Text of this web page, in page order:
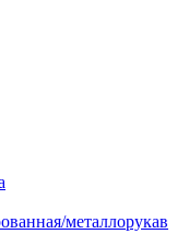
металлорукав